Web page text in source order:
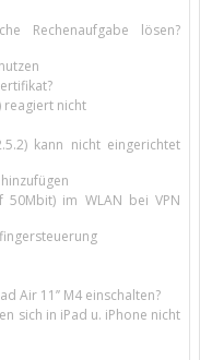
Rechenaufgabe lösen?
reagiert nicht
kann nicht eingerichtet
50Mbit) im WLAN bei VPN
Air 11’’ M4 einschalten?
sich in iPad u. iPhone nicht